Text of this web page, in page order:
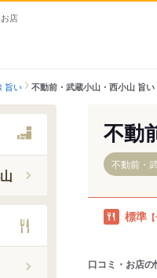
店
旨い 不動前・武蔵小山・西小山 旨い
不動
不動前・
標準
口コミ・お店